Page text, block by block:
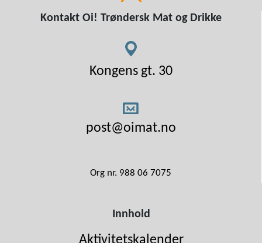
Kontakt Oi! Trøndersk Mat og Drikke
Kongens gt. 30
post@oimat.no
Org nr. 988 06 7075
Innhold
Aktivitetskalender